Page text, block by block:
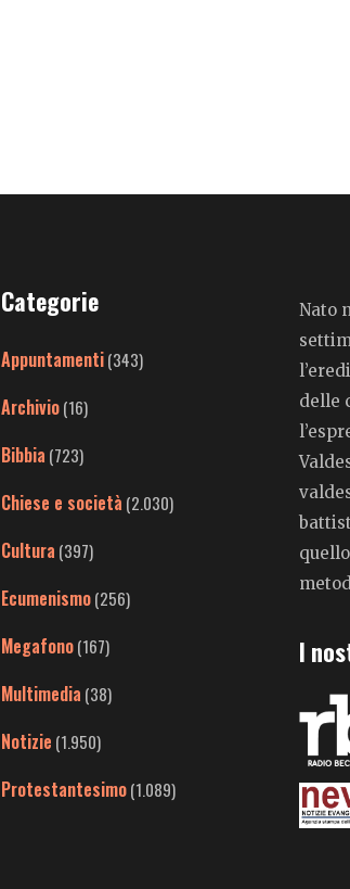
Categorie
Appuntamenti(343)
Archivio(16)
Bibbia (723)
Chiese e società (2.030)
Cultura (397)
Ecumenismo(256)
Megafono(167)
Multimedia (38)
Notizie (1.950)
Protestantesimo(1.089)
Nato
delle
I